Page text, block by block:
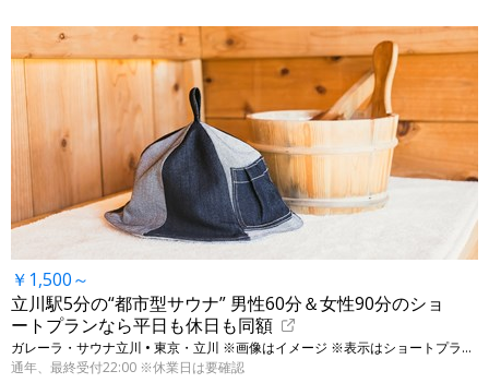
￥1,500～
立川駅5分の“都市型サウナ” 男性60分＆女性90分のショ
ートプランなら平日も休日も同額
ガレーラ・サウナ立川 • 東京・立川 ※画像はイメージ ※表示はショートプランの料金
通年、最終受付22:00 ※休業日は要確認